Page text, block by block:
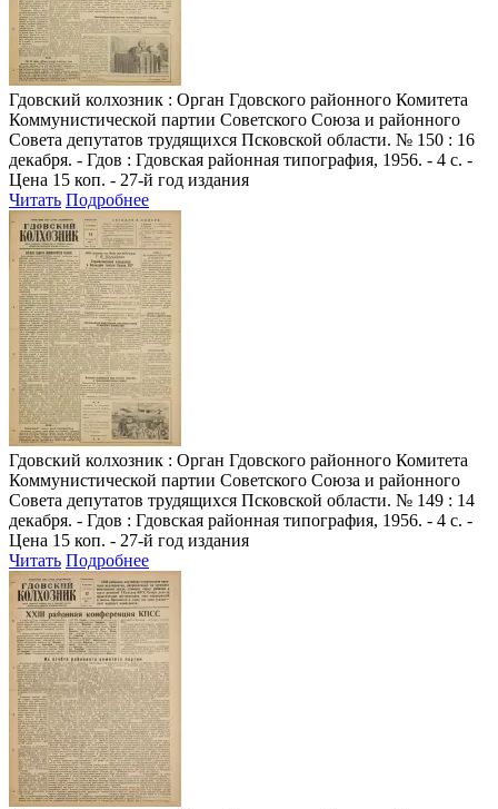
Гдовский колхозник : Орган Гдовского районного Комитета
Коммунистической партии Советского Союза и районного
Совета депутатов трудящихся Псковской области. № 150 : 16
декабря. - Гдов : Гдовская районная типография, 1956. - 4 с. -
Цена 15 коп. - 27-й год издания
Читать Подробнее
Гдовский колхозник : Орган Гдовского районного Комитета
Коммунистической партии Советского Союза и районного
Совета депутатов трудящихся Псковской области. № 149 : 14
декабря. - Гдов : Гдовская районная типография, 1956. - 4 с. -
Цена 15 коп. - 27-й год издания
Читать Подробнее